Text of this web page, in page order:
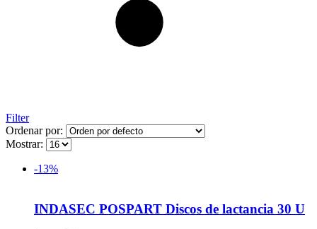
Filter
Ordenar por:
Mostrar:
-13%
INDASEC POSPART Discos de lactancia 30 U